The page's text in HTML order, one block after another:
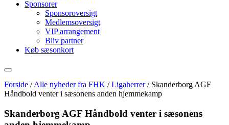
Sponsorer
Sponsoroversigt
Medlemsoversigt
VIP arrangement
Bliv partner
Køb sæsonkort
Forside /Alle nyheder fra FHK /Ligaherrer/ Skanderborg AGF
Håndbold venter i sæsonens anden hjemmekamp
Skanderborg AGF Håndbold venter i sæsonens